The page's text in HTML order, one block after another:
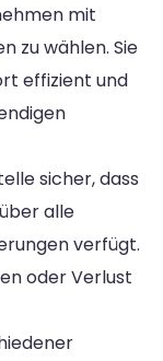
mit
zu wählen. Sie
effizient und
sicher, dass
alle
verfügt.
oder Verlust